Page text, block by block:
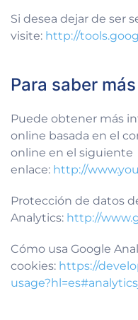
Si desea dejar de ser
visite: http://
Para saber
Puede obtener más
online basada en el
online en el siguiente
enlace: http://
Protección de datos
Analytics: http://
Cómo usa Google
cookies: https://